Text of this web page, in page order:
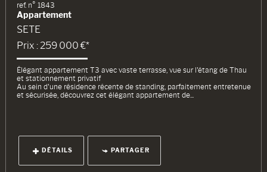
ref. n° 1843
Appartement
SETE
Prix : 259 000 €*
Élégant appartement T3 avec vaste terrasse, vue sur l'étang de Thau
et stationnement privatif
Au sein d'une résidence récente de standing, parfaitement entretenue
et sécurisée, découvrez cet élégant appartement de...
DÉTAILS PARTAGER